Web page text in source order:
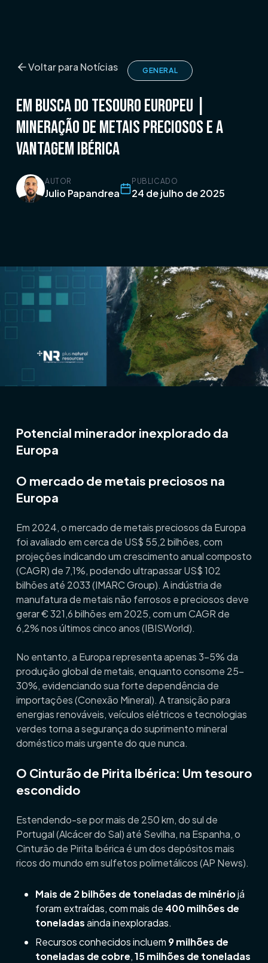
Voltar para Notícias GENERAL
Em Busca do Tesouro Europeu |
Mineração de Metais Preciosos e a
Vantagem Ibérica
AUTOR
Julio Papandrea
PUBLICADO
24 de julho de 2025
Potencial minerador inexplorado da
Europa
O mercado de metais preciosos na
Europa
Em 2024, o mercado de metais preciosos da Europa
foi avaliado em cerca de US$ 55,2 bilhões, com
projeções indicando um crescimento anual composto
(CAGR) de 7,1%, podendo ultrapassar US$ 102
bilhões até 2033 (IMARC Group). A indústria de
manufatura de metais não ferrosos e preciosos deve
gerar € 321,6 bilhões em 2025, com um CAGR de
6,2% nos últimos cinco anos (IBISWorld).
No entanto, a Europa representa apenas 3–5% da
produção global de metais, enquanto consome 25–
30%, evidenciando sua forte dependência de
importações (Conexão Mineral). A transição para
energias renováveis, veículos elétricos e tecnologias
verdes torna a segurança do suprimento mineral
doméstico mais urgente do que nunca.
O Cinturão de Pirita Ibérica: Um tesouro
escondido
Estendendo-se por mais de 250 km, do sul de
Portugal (Alcácer do Sal) até Sevilha, na Espanha, o
Cinturão de Pirita Ibérica é um dos depósitos mais
ricos do mundo em sulfetos polimetálicos (AP News).
Mais de 2 bilhões de toneladas de minériojá
foram extraídas, com mais de 400 milhões de
toneladasainda inexploradas.
Recursos conhecidos incluem 9 milhões de
toneladas de cobre,15 milhões de toneladas